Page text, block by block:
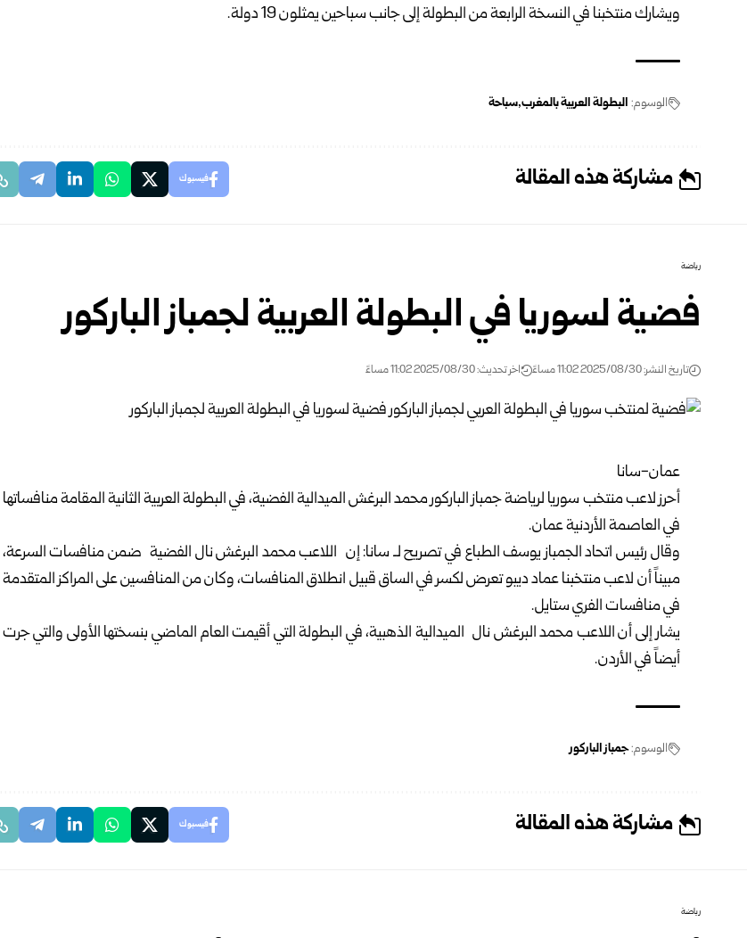
ويشارك منتخبنا في النسخة الرابعة من البطولة إلى جانب سباحين يمثلون 19 دولة.
الوسوم: البطولة العربية بالمغرب سباحة
مشاركة هذه المقالة فيسبوك
رياضة
فضية لسوريا في البطولة العربية لجمباز الباركور
تاريخ النشر: 2025/08/30 11:02 مساءً اخر تحديث: 2025/08/30 11:02 مساءً
عمان-سانا
أحرز لاعب منتخب سوريا لرياضة جمباز الباركور محمد البرغش الميدالية الفضية، في البطولة العربية الثانية المقامة منافساتها
في العاصمة الأردنية عمان.
وقال رئيس اتحاد الجمباز يوسف الطباع في تصريح لـ سانا: إن اللاعب محمد البرغش نال الفضية ضمن منافسات السرعة،
مبيناً أن لاعب منتخبنا عماد ديبو تعرض لكسر في الساق قبيل انطلاق المنافسات، وكان من المنافسين على المراكز المتقدمة
في منافسات الفري ستايل.
يشار إلى أن اللاعب محمد البرغش نال الميدالية الذهبية، في البطولة التي أقيمت العام الماضي بنسختها الأولى والتي جرت
أيضاً في الأردن.
الوسوم:جمباز الباركور
مشاركة هذه المقالة فيسبوك
رياضة